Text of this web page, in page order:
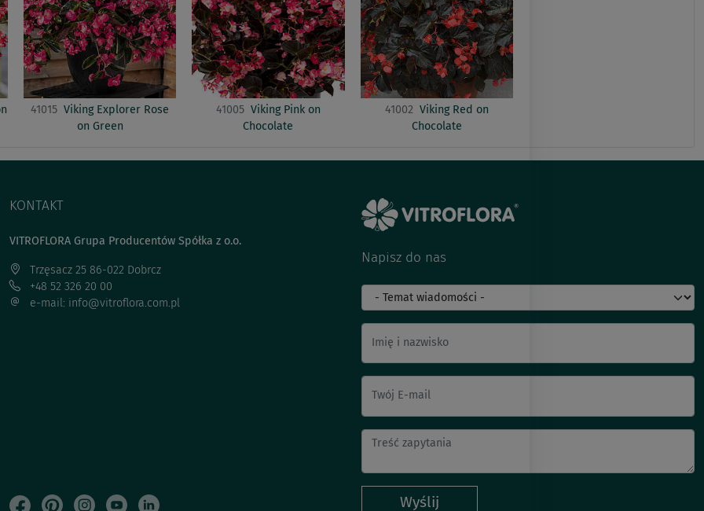
41015 Viking Explorer Rose
on Green
41005 Viking Pink on
Chocolate
41002 Viking Red on
Chocolate
KONTAKT
VITROFLORA Grupa Producentów Spółka z o.o.
Trzęsacz 25 86-022 Dobrcz
+48 52 326 20 00
e-mail: info@vitroflora.com.pl
Napisz do nas
Imię i nazwisko
Twój E-mail
Wyślij